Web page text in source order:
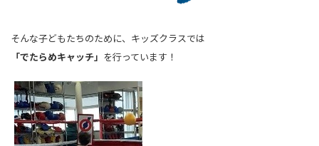
そんな子どもたちのために、キッズクラスでは
「でたらめキャッチ」
を行っています！